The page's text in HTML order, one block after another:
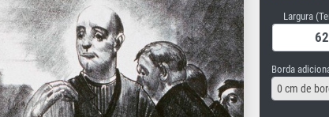
Largura
Borda
0 cm de